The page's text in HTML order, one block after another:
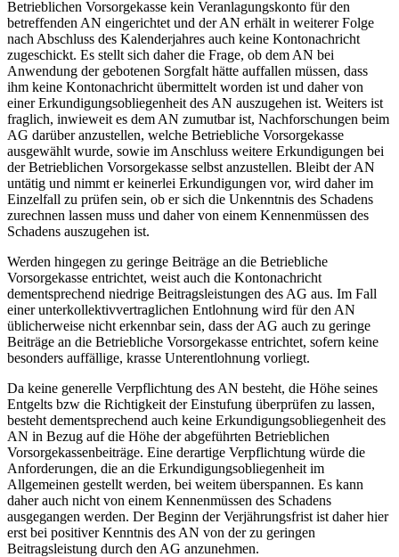
Betrieblichen Vorsorgekasse kein Veranlagungskonto für den
betreffenden AN eingerichtet und der AN erhält in weiterer Folge
nach Abschluss des Kalenderjahres auch keine Kontonachricht
zugeschickt. Es stellt sich daher die Frage, ob dem AN bei
Anwendung der gebotenen Sorgfalt hätte auffallen müssen, dass
ihm keine Kontonachricht übermittelt worden ist und daher von
einer Erkundigungsobliegenheit des AN auszugehen ist. Weiters ist
fraglich, inwieweit es dem AN zumutbar ist, Nachforschungen beim
AG darüber anzustellen, welche Betriebliche Vorsorgekasse
ausgewählt wurde, sowie im Anschluss weitere Erkundigungen bei
der Betrieblichen Vorsorgekasse selbst anzustellen. Bleibt der AN
untätig und nimmt er keinerlei Erkundigungen vor, wird daher im
Einzelfall zu prüfen sein, ob er sich die Unkenntnis des Schadens
zurechnen lassen muss und dahervon einem Kennenmüssen des
Schadens auszugehen ist.
Werden hingegen zu geringe Beiträge an die Betriebliche
Vorsorgekasse entrichtet, weist auch die Kontonachricht
dementsprechend niedrige Beitragsleistungen des AG aus. Im Fall
einer unterkollektivvertraglichen Entlohnung wird für den AN
üblicherweise nicht erkennbar sein, dass der AG auch zu geringe
Beiträge an die Betriebliche Vorsorgekasse entrichtet, sofern keine
besonders auffällige, krasse Unterentlohnung vorliegt.
Da keine generelle Verpflichtung des AN besteht, die Höhe seines
Entgelts bzw die Richtigkeit der Einstufung überprüfen zu lassen,
besteht dementsprechend auch keine Erkundigungsobliegenheit des
AN in Bezug auf die Höhe der abgeführten Betrieblichen
Vorsorgekassenbeiträge. Eine derartige Verpflichtung würde die
Anforderungen, die an die Erkundigungsobliegenheit im
Allgemeinen gestellt werden, bei weitem überspannen. Es kann
daher auch nicht von einem Kennenmüssen des Schadens
ausgegangen werden. Der Beginn der Verjährungsfrist ist daher hier
erst bei positiver Kenntnis des AN von der zu geringen
Beitragsleistung durch den AG anzunehmen.